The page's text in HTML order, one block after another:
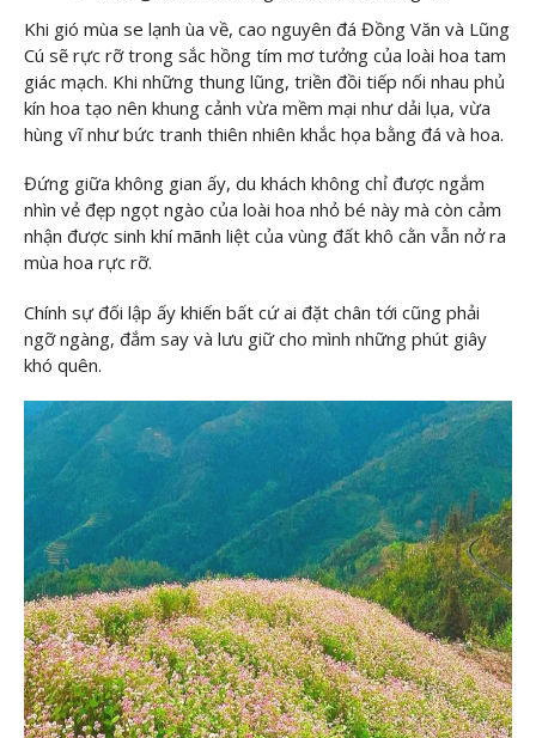
Khi gió mùa se lạnh ùa về, cao nguyên đá Đồng Văn và Lũng
Cú sẽ rực rỡ trong sắc hồng tím mơ tưởng của loài hoa tam
giác mạch. Khi những thung lũng, triền đồi tiếp nối nhau phủ
kín hoa tạo nên khung cảnh vừa mềm mại như dải lụa, vừa
hùng vĩ như bức tranh thiên nhiên khắc họa bằng đá và hoa.
Đứng giữa không gian ấy, du khách không chỉ được ngắm
nhìn vẻ đẹp ngọt ngào của loài hoa nhỏ bé này mà còn cảm
nhận được sinh khí mãnh liệt của vùng đất khô cằn vẫn nở ra
mùa hoa rực rỡ.
Chính sự đối lập ấy khiến bất cứ ai đặt chân tới cũng phải
ngỡ ngàng, đắm say và lưu giữ cho mình những phút giây
khó quên.